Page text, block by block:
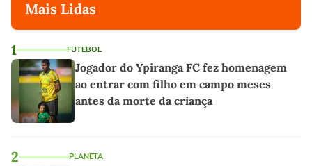
Mais Lidas
1 FUTEBOL
Jogador do Ypiranga FC fez homenagem
ao entrar com filho em campo meses
antes da morte da criança
2 PLANETA